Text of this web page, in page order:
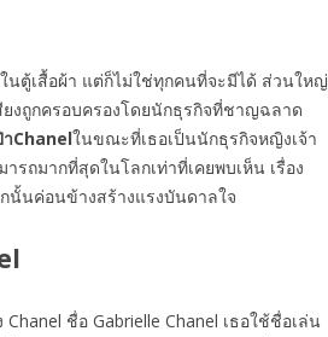
นตู้เสื้อผ้า แต่ก็ไม่ใช่ทุกคนที่จะมีได้ ส่วนใหญ่
ยงถูกครอบครองโดยนักธุรกิจที่ชาญฉลาด
Chanelในขณะที่เธอเป็นนักธุรกิจหญิงเจ้า
ถมากที่สุดในโลกเท่าที่เคยพบเห็น เรื่อง
นั้นค่อนข้างสร้างแรงบันดาลใจ
ชื่อ Gabrielle Chanel เธอใช้ชื่อเล่น